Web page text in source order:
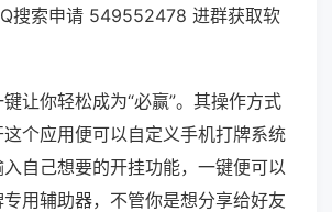
搜索申请 549552478 进群获取软
让你轻松成为“必赢”。其操作方式
个应用便可以自定义手机打牌系统
自己想要的开挂功能，一键便可以
用辅助器，不管你是想分享给好友